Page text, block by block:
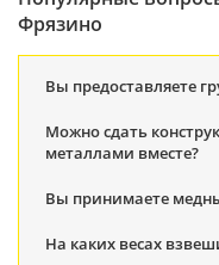
Фрязино
Вы предоставляете
Можно сдать
металлами вместе?
Вы принимаете
На каких весах